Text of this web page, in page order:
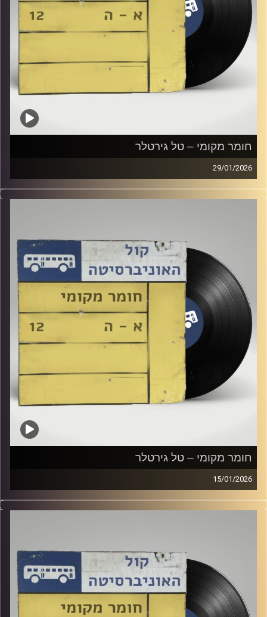
חומר מקומי – טל גירטלר
29/01/2026
שעה של מוזיקה ישראלית עם טל גירטלר
חומר מקומי – טל גירטלר
15/01/2026
שעה של מוזיקה ישראלית עם טל גירטלר